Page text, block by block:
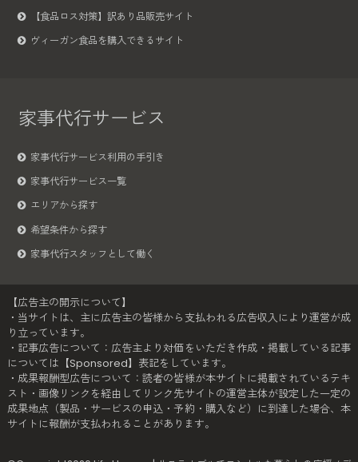
【食品ロス対策】訳あり品販売サイト
ヴィーガン食品を購入できるサイト
家事代行サービス
家事代行サービス利用の手引き
家事代行サービス一覧
エリアから探す
希望条件から探す
家事代行スタッフとして働く
【広告主の開示について】
・当サイトは、主に広告主の皆様から支払われる広告収入により運営が成
り立っています。
・記事広告について：広告主より対価をいただき作成・掲載している記事
については【Sponsored】表記をしています。
・成果報酬型広告について：読者の皆様が本サイトに掲載されているテキ
スト・画像リンクを経由してリンク先サイトの運営主体が設定した一定の
成果地点（製品・サービスの申込・予約・購入など）に到達した場合、本
サイトに報酬が支払われることがあります。